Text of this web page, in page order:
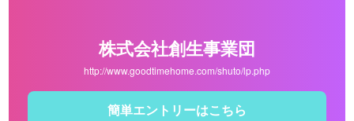
株式会社創生事業団
http://www.goodtimehome.com/shuto/lp.php
簡単エントリーはこちら